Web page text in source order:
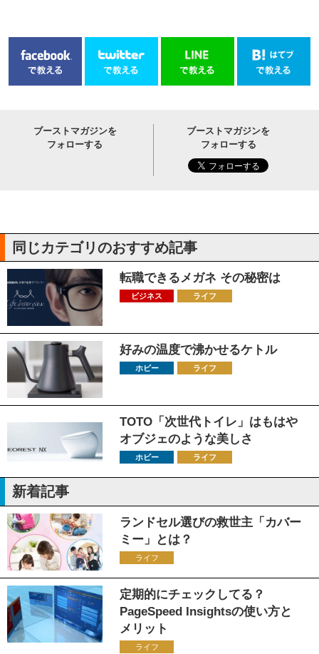
ブーストマガジンを
フォローする
ブーストマガジンを
フォローする
同じカテゴリのおすすめ記事
転職できるメガネ その秘密は
ビジネス ライフ
好みの温度で沸かせるケトル
ホビー ライフ
TOTO「次世代トイレ」はもはや
オブジェのような美しさ
ホビー ライフ
新着記事
ランドセル選びの救世主「カバー
ミー」とは？
ライフ
定期的にチェックしてる？
PageSpeed Insightsの使い方と
メリット
ライフ